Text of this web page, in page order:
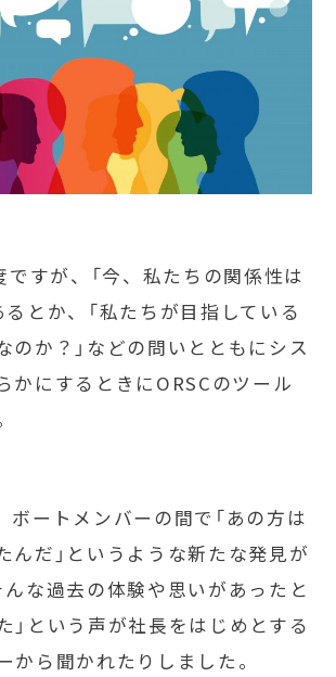
すが、「今、私たちの関係性は
るとか、「私たちが目指している
のか？」などの問いとともにシス
かにするときにORSCのツール
ボートメンバーの間で「あの方は
んだ」というような新たな発見が
んな過去の体験や思いがあったと
」という声が社長をはじめとする
から聞かれたりしました。